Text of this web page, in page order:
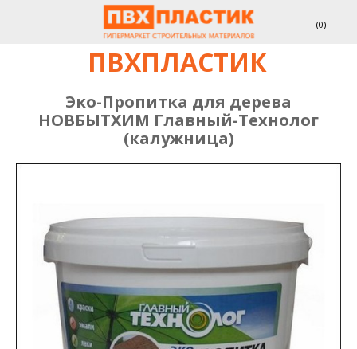
(0)
ПВХПЛАСТИК
Эко-Пропитка для дерева
НОВБЫТХИМ Главный-Технолог
(калужница)